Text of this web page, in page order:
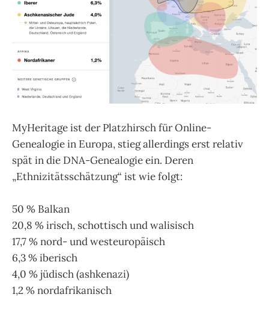
MyHeritage ist der Platzhirsch für Online-
Genealogie in Europa, stieg allerdings erst relativ
spät in die DNA-Genealogie ein. Deren
„Ethnizitätsschätzung“ ist wie folgt:
50 % Balkan
20,8 % irisch, schottisch und walisisch
17,7 % nord- und westeuropäisch
6,3 % iberisch
4,0 % jüdisch (ashkenazi)
1,2 % nordafrikanisch